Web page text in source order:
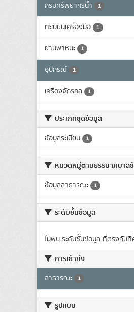
กรมทรัพยากรน้ำ 1
ทะเบียนเครื่องมือ 1
ยานพาหนะ 1
อุปกรณ์ 1
เครื่องจักรกล 1
ประเภทชุดข้อมูล
ข้อมูลระเบียน 1
หมวดหมู่ตามธรรมาภิบาล
ข้อมูลสาธารณะ 1
ระดับชั้นข้อมูล
ไม่พบ ระดับชั้นข้อมูล ที่ตรงกับที่
การเข้าถึง
สาธารณะ 1
รูปแบบ